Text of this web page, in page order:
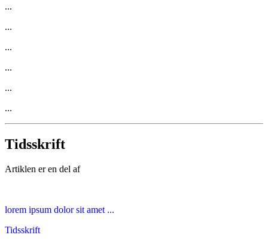
...
...
...
...
...
...
Tidsskrift
Artiklen er en del af
lorem ipsum dolor sit amet ...
Tidsskrift